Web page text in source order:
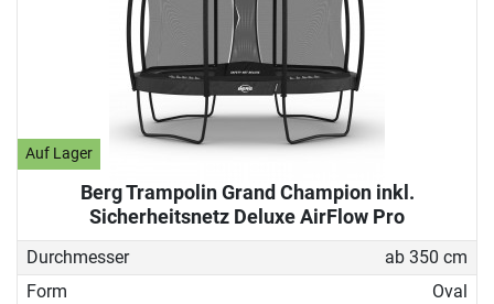
Auf Lager
Berg Trampolin Grand Champion inkl.
Sicherheitsnetz Deluxe AirFlow Pro
Durchmesser
ab 350 cm
Form
Oval